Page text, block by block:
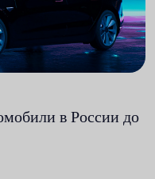
в России до